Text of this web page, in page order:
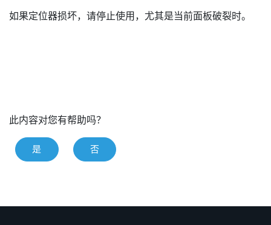
如果定位器损坏，请停止使用，尤其是当前面板破裂时。
此内容对您有帮助吗？
是 否